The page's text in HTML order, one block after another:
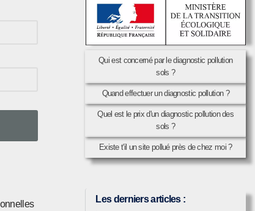
Qui est concerné par le diagnostic pollution
sols ?
Quand effectuer un diagnostic pollution ?
Quel est le prix d'un diagnostic pollution des
sols ?
Existe t'il un site pollué près de chez moi ?
Les derniers articles :